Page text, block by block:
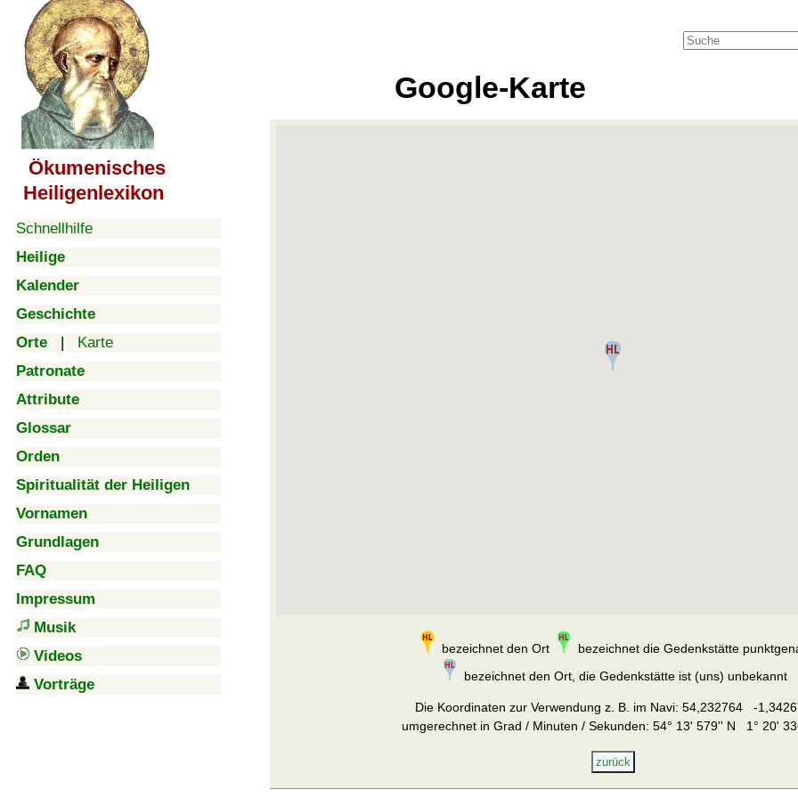
Ökumenisches
Heiligenlexikon
Schnellhilfe
Heilige
Kalender
Geschichte
Orte | Karte
Patronate
Attribute
Glossar
Orden
Spiritualität der Heiligen
Vornamen
Grundlagen
FAQ
Impressum
Musik
Videos
Vorträge
Google-Karte
bezeichnet den Ort
bezeichnet die Gedenkstätte
bezeichnet den Ort, die Gedenkstätte ist (uns) unbekannt
Die Koordinaten zur Verwendung z. B. im Navi: 54,232764 -
umgerechnet in Grad / Minuten / Sekunden: 54° 13' 579'' N 1° 20'